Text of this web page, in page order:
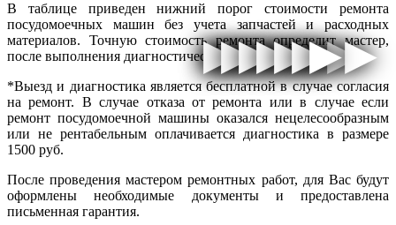
▶▶▶▶▶▶▶▶▶
▶▶▶▶▶▶▶
В таблице приведен нижний порог стоимости ремонта
посудомоечных машин без учета запчастей и расходных
материалов. Точную стоимость ремонта определит мастер,
после выполнения диагностических работ.
*Выезд и диагностика является бесплатной в случае согласия
на ремонт. В случае отказа от ремонта или в случае если
ремонт посудомоечной машины оказался нецелесообразным
или не рентабельным оплачивается диагностика в размере
1500 руб.
После проведения мастером ремонтных работ, для Вас будут
оформлены необходимые документы и предоставлена
письменная гарантия.